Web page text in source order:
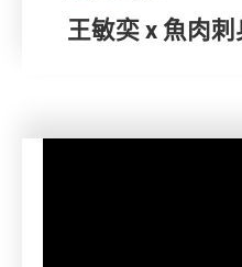
王敏奕 x 魚肉